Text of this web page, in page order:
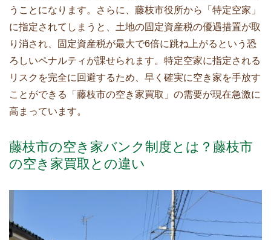
うことになります。さらに、藤枝市役所から「特定空家」
に指定されてしまうと、土地の固定資産税の優遇措置が取
り消され、固定資産税が最大で6倍に跳ね上がるという恐
ろしいペナルティが課せられます。特定空家に指定される
リスクを完全に回避するため、早く確実に空き家を手放す
ことができる「藤枝市の空き家買取」の需要が現在急激に
高まっています。
藤枝市の空き家バンク制度とは？藤枝市
の空き家買取との違い